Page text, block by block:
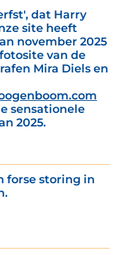
dat Harry
site heeft
november 2025
van de
Mira Diels en
sensationele
2025.
forse storing in